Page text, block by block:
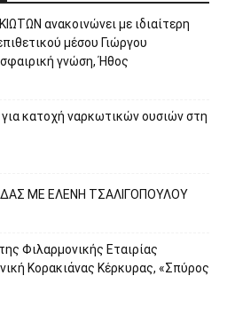
ανακοινώνει με ιδιαίτερη
μέσου Γιώργου
γνώση, Ήθος
κατοχή ναρκωτικών ουσιών στη
ΜΕ ΕΛΕΝΗ ΤΣΑΛΙΓΟΠΟΥΛΟΥ
Φιλαρμονικής Εταιρίας
Κορακιάνας Κέρκυρας, «Σπύρος